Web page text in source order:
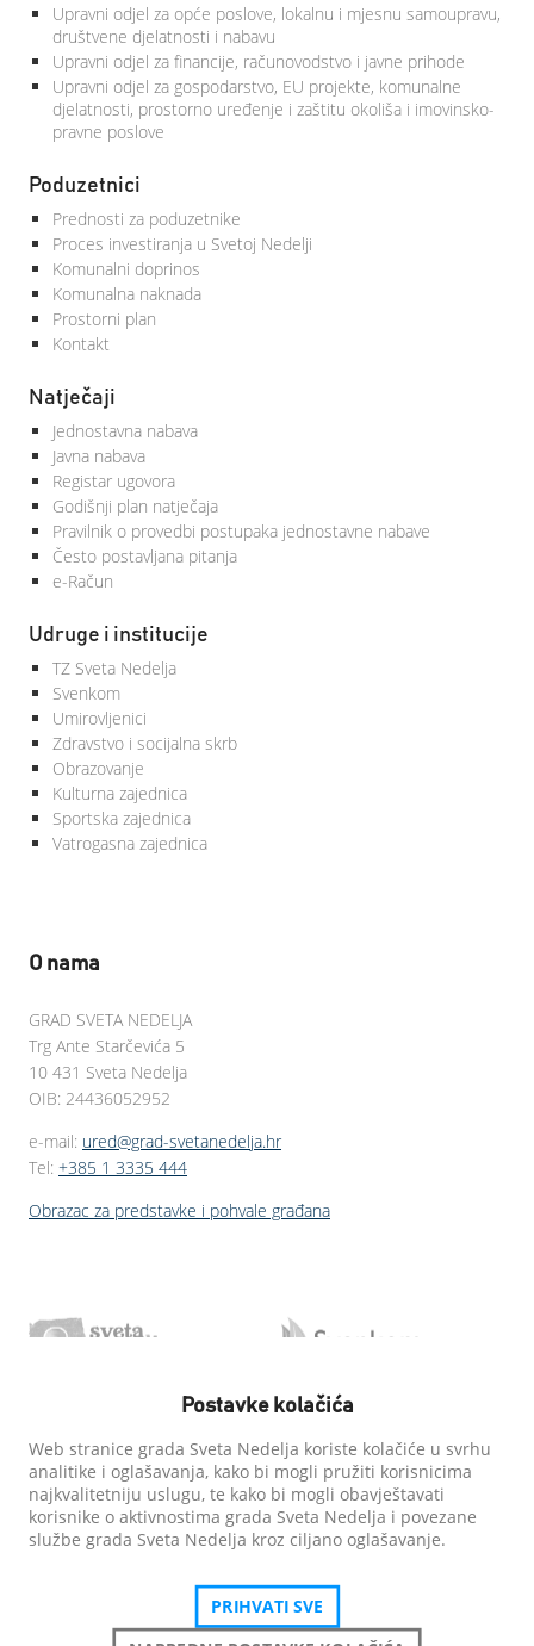
Upravni odjel za opće poslove, lokalnu i mjesnu samoupravu,
društvene djelatnosti i nabavu
Upravni odjel za financije, računovodstvo i javne prihode
Upravni odjel za gospodarstvo, EU projekte, komunalne
djelatnosti, prostorno uređenje i zaštitu okoliša i imovinsko-
pravne poslove
Poduzetnici
Prednosti za poduzetnike
Proces investiranja u Svetoj Nedelji
Komunalni doprinos
Komunalna naknada
Prostorni plan
Kontakt
Natječaji
Jednostavna nabava
Javna nabava
Registar ugovora
Godišnji plan natječaja
Pravilnik o provedbi postupaka jednostavne nabave
Često postavljana pitanja
e-Račun
Udruge i institucije
TZ Sveta Nedelja
Svenkom
Umirovljenici
Zdravstvo i socijalna skrb
Obrazovanje
Kulturna zajednica
Sportska zajednica
Vatrogasna zajednica
O nama
GRAD SVETA NEDELJA
Trg Ante Starčevića 5
10 431 Sveta Nedelja
OIB: 24436052952
e-mail: ured@grad-svetanedelja.hr
Tel: +385 1 3335 444
Obrazac za predstavke i pohvale građana
Postavke kolačića
Web stranice grada Sveta Nedelja koriste kolačiće u svrhu
analitike i oglašavanja, kako bi mogli pružiti korisnicima
najkvalitetniju uslugu, te kako bi mogli obavještavati
korisnike o aktivnostima grada Sveta Nedelja i povezane
službe grada Sveta Nedelja kroz ciljano oglašavanje.
PRIHVATI SVE